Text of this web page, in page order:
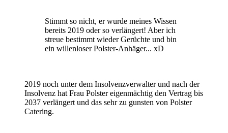
Stimmt so nicht, er wurde meines Wissen
bereits 2019 oder so verlängert! Aber ich
streue bestimmt wieder Gerüchte und bin
ein willenloser Polster-Anhäger... xD
2019 noch unter dem Insolvenzverwalter und nach der
Insolvenz hat Frau Polster eigenmächtig den Vertrag bis
2037 verlängert und das sehr zu gunsten von Polster
Catering.